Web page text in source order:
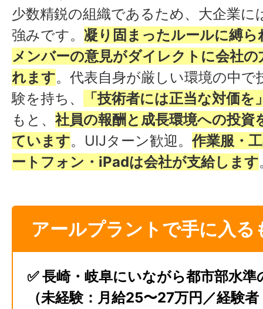
少数精鋭の組織であるため、大企業に
強みです。 凝り固まったルールに縛
メンバーの意見がダイレクトに会社の
れます。代表自身が厳しい環境の中で
験を持ち、
「技術者には正当な対価を
もと、 社員の報酬と成長環境への投資
ています。UIJターン歓迎。作業服・
ートフォン・iPadは会社が支給します
アールプラントで手に入る
✅ 長崎・岐阜にいながら都市部水準
（未経験：月給25〜27万円／経験